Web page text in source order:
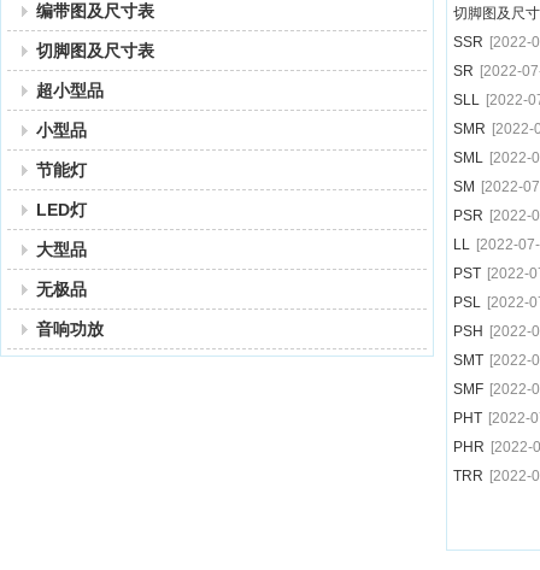
编带图及尺寸表
切脚图及尺寸表
超小型品
小型品
节能灯
LED灯
大型品
无极品
音响功放
切脚图及尺
SSR [2022-
SR [2022-
SLL [2022-
SMR [2022-
SML [2022-
SM
[2022-
PSR [2022-
LL [2022-
PST [2022-
PSL [2022-
PSH
[2022-
SMT [2022-
SMF [2022-
PHT [2022-
PHR [2022-
TRR [2022-